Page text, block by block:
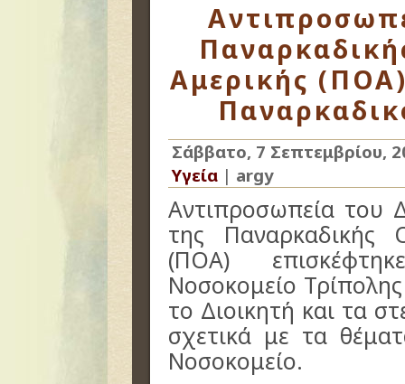
Αμερικής
Σάββατο, 7 Σεπτεμβρίου,
Υγεία | argy
Αντιπροσωπεία του
της Παναρκαδικής
(ΠΟΑ)
Νοσοκομείο
το Διοικητή και τα
σχετικά με τα
Νοσοκομείο.